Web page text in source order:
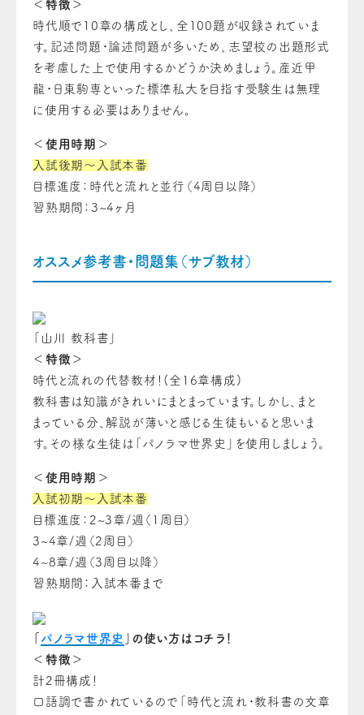
＜特徴＞
時代順で10章の構成とし、全100題が収録されていま
す。記述問題・論述問題が多いため、志望校の出題形式
を考慮した上で使用するかどうか決めましょう。産近甲
龍・日東駒専といった標準私大を目指す受験生は無理
に使用する必要はありません。
＜使用時期＞
入試後期～入試本番
目標進度：時代と流れと並行（4周目以降）
習熟期間：3~4ヶ月
オススメ参考書・問題集（サブ教材）
「山川 教科書」
＜特徴＞
時代と流れの代替教材！(全16章構成)
教科書は知識がきれいにまとまっています。しかし、まと
まっている分、解説が薄いと感じる生徒もいると思いま
す。その様な生徒は「パノラマ世界史」を使用しましょう。
＜使用時期＞
入試初期～入試本番
目標進度：2~3章/週（1周目）
3~4章/週（2周目）
4~8章/週（3周目以降）
習熟期間：入試本番まで
パノラマ世界史
」の使い方はコチラ！
＜特徴＞
計2冊構成！
口語調で書かれているので「時代と流れ・教科書の文章